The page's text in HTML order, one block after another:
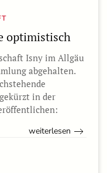
optimistisch
Isny im Allgäu
abgehalten.
in der
weiterlesen